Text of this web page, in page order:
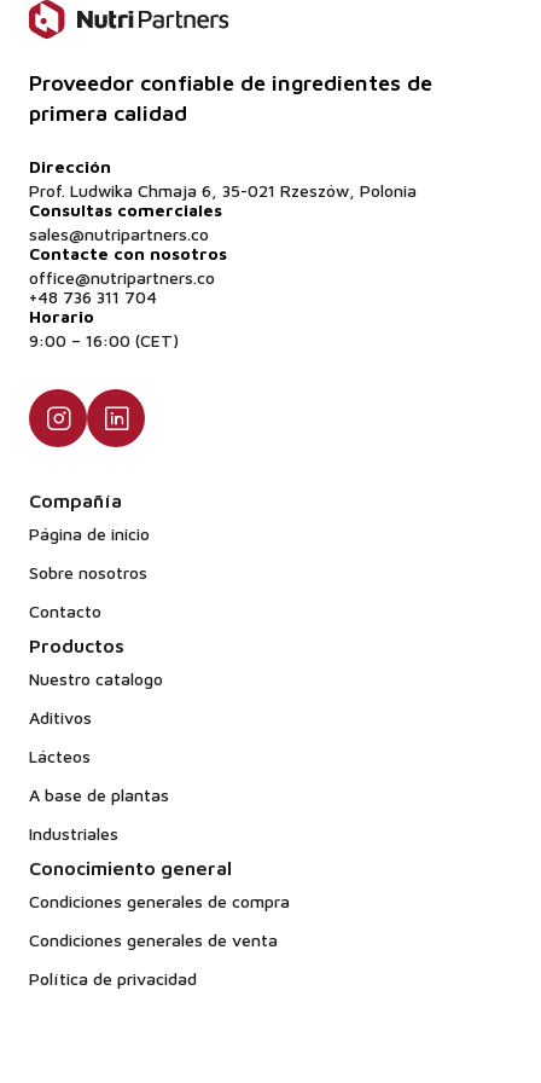
Proveedor confiable de ingredientes de
primera calidad
Dirección
Prof. Ludwika Chmaja 6, 35-021 Rzeszów, Polonia
Consultas comerciales
sales@nutripartners.co
Contacte con nosotros
office@nutripartners.co
+48 736 311 704
Horario
9:00 – 16:00 (CET)
Compañía
Página de inicio
Sobre nosotros
Contacto
Productos
Nuestro catalogo
Aditivos
Lácteos
A base de plantas
Industriales
Conocimiento general
Condiciones generales de compra
Condiciones generales de venta
Política de privacidad